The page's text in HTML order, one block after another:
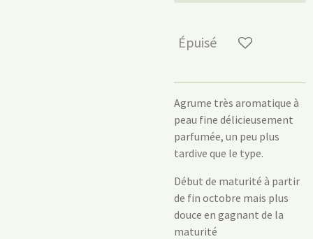
Épuisé
Agrume très aromatique à
peau fine délicieusement
parfumée, un peu plus
tardive que le type.
Début de maturité à partir
de fin octobre mais plus
douce en gagnant de la
maturité